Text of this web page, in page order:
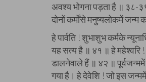
अवश्य भोगना पड़ता है ॥ ३८-
दोनों कर्मोंसे मनुष्यलोकमें जन्म
हे पार्वति ! शुभाशुभ कर्मके
यह सत्य है ॥ ४१ ॥ हे महेश्वरि !
डालनेवाले हैं ॥ ४२ ॥ पूर्वजन्ममें
गया है। हे देवेशि ! जो इस